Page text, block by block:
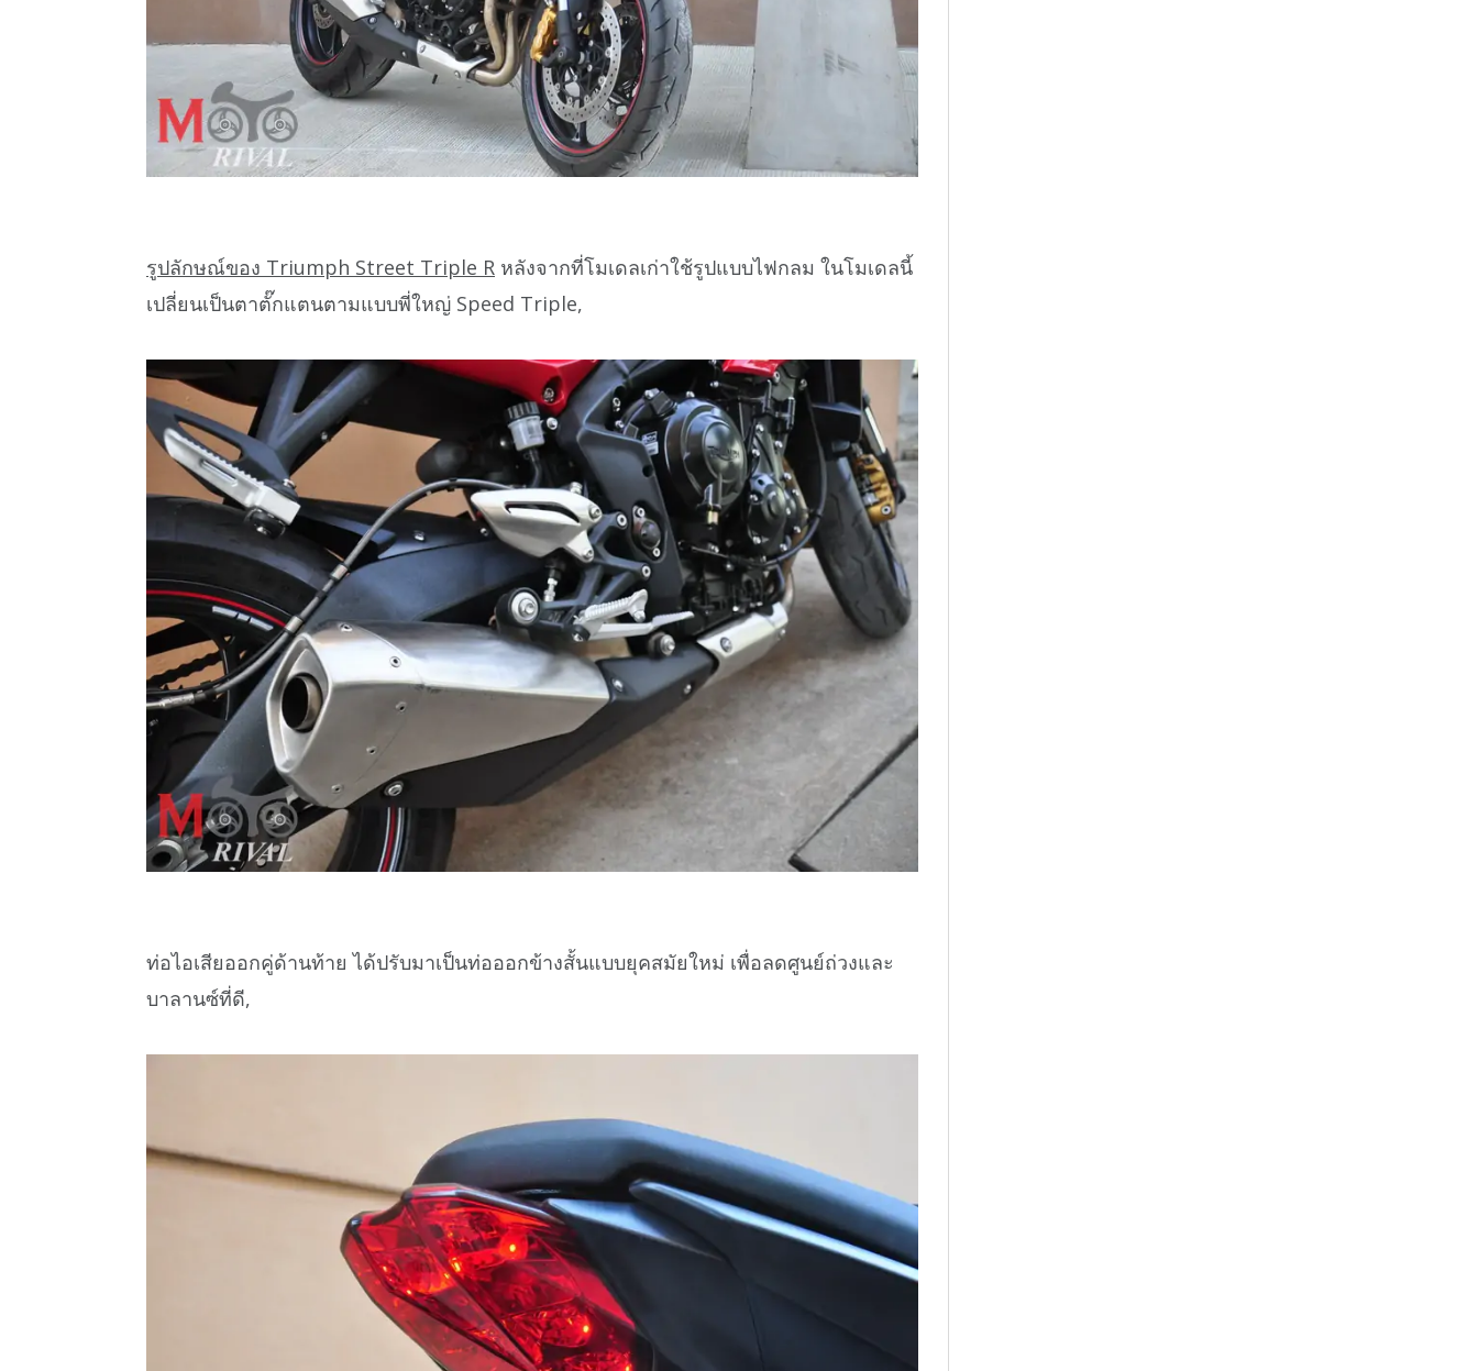
รูปลักษณ์ของ Triumph Street Triple R หลังจากที่โมเดลเก่าใช้รูปแบบไฟกลม ในโมเดลนี้
เปลี่ยนเป็นตาตั๊กแตนตามแบบพี่ใหญ่ Speed Triple,
ท่อไอเสียออกคู่ด้านท้าย ได้ปรับมาเป็นท่อออกข้างสั้นแบบยุคสมัยใหม่ เพื่อลดศูนย์ถ่วงและ
บาลานซ์ที่ดี,